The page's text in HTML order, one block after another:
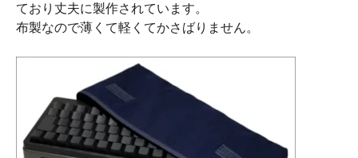
ており丈夫に製作されています。
布製なので薄くて軽くてかさばりません。